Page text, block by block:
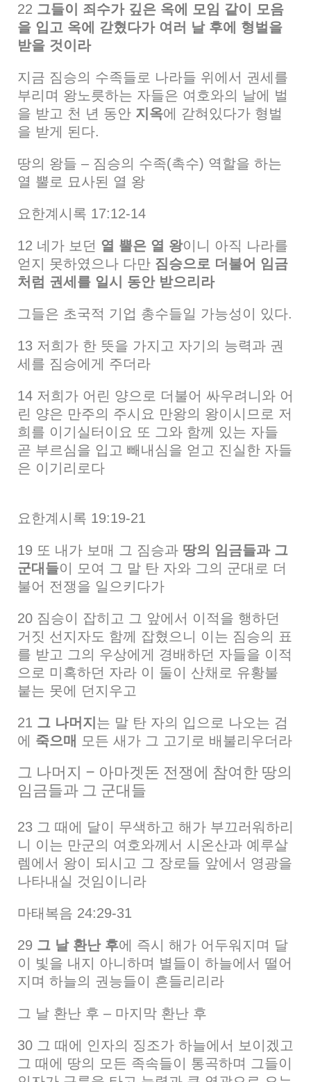
22 그들이 죄수가 깊은 옥에 모임 같이 모음
을 입고 옥에 갇혔다가 여러 날 후에 형벌을
받을 것이라
지금 짐승의 수족들로 나라들 위에서 권세를
부리며 왕노릇하는 자들은 여호와의 날에 벌
을 받고 천 년 동안 지옥에 갇혀있다가 형벌
을 받게 된다.
땅의 왕들 – 짐승의 수족(촉수) 역할을 하는
열 뿔로 묘사된 열 왕
요한계시록 17:12-14
12 네가 보던 열 뿔은 열 왕이니 아직 나라를
얻지 못하였으나 다만 짐승으로 더불어 임금
처럼 권세를 일시 동안 받으리라
그들은 초국적 기업 총수들일 가능성이 있다.
13 저희가 한 뜻을 가지고 자기의 능력과 권
세를 짐승에게 주더라
14 저희가 어린 양으로 더불어 싸우려니와 어
린 양은 만주의 주시요 만왕의 왕이시므로 저
희를 이기실터이요 또 그와 함께 있는 자들
곧 부르심을 입고 빼내심을 얻고 진실한 자들
은 이기리로다
요한계시록 19:19-21
19 또 내가 보매 그 짐승과 땅의 임금들과 그
군대들이 모여 그 말 탄 자와 그의 군대로 더
불어 전쟁을 일으키다가
20 짐승이 잡히고 그 앞에서 이적을 행하던
거짓 선지자도 함께 잡혔으니 이는 짐승의 표
를 받고 그의 우상에게 경배하던 자들을 이적
으로 미혹하던 자라 이 둘이 산채로 유황불
붙는 못에 던지우고
21 그 나머지 는 말 탄 자의 입으로 나오는 검
에 죽으매 모든 새가 그 고기로 배불리우더라
그 나머지 – 아마겟돈 전쟁에 참여한 땅의
임금들과 그 군대들
23 그 때에 달이 무색하고 해가 부끄러워하리
니 이는 만군의 여호와께서 시온산과 예루살
렘에서 왕이 되시고 그 장로들 앞에서 영광을
나타내실 것임이니라
마태복음 24:29-31
29 그 날 환난 후에 즉시 해가 어두워지며 달
이 빛을 내지 아니하며 별들이 하늘에서 떨어
지며 하늘의 권능들이 흔들리리라
그 날 환난 후 – 마지막 환난 후
30 그 때에 인자의 징조가 하늘에서 보이겠고
그 때에 땅의 모든 족속들이 통곡하며 그들이